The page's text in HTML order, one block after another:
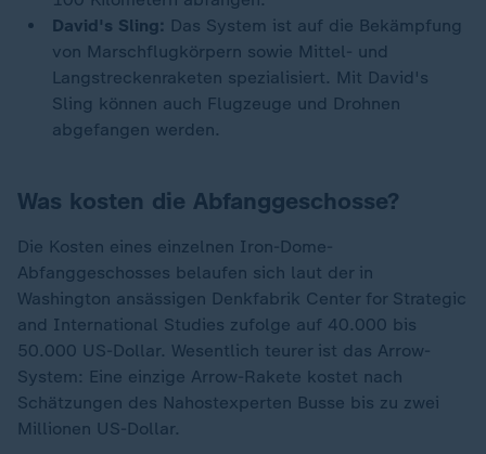
David's Sling: Das System ist auf die Bekämpfung
von Marschflugkörpern sowie Mittel- und
Langstreckenraketen spezialisiert. Mit David's
Sling können auch Flugzeuge und Drohnen
abgefangen werden.
Was kosten die Abfanggeschosse?
Die Kosten eines einzelnen Iron-Dome-
Abfanggeschosses belaufen sich laut der in
Washington ansässigen Denkfabrik Center for Strategic
and International Studies zufolge auf 40.000 bis
50.000 US-Dollar. Wesentlich teurer ist das Arrow-
System: Eine einzige Arrow-Rakete kostet nach
Schätzungen des Nahostexperten Busse bis zu zwei
Millionen US-Dollar.